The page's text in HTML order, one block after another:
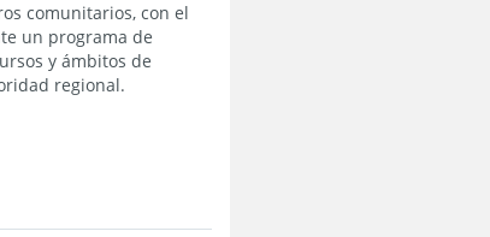
comunitarios, con el
un programa de
y ámbitos de
regional.